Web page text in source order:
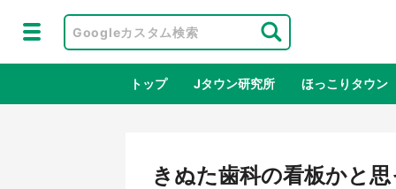
トップ Jタウン研究所 ほっこりタウン
地域×二次
きぬた歯科の看板かと